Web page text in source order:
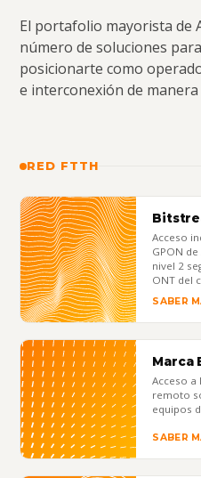
El portafolio mayorista de
número de soluciones
posicionarte como
e interconexión de
RED FTTH
Acceso
GPON
nivel 2
ONT del
SABER
Marca
Acceso
remoto
equipos
SABER